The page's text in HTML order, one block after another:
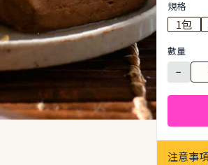
規格
1包
數量
−
注意事